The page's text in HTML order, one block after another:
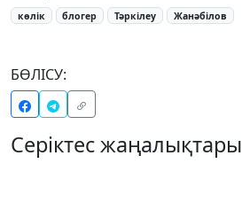
көлік блогер Тәркілеу Жанәбілов
БӨЛІСУ:
Серіктес жаңалықтары